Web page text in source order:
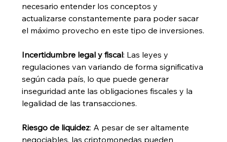
necesario entender los conceptos y
actualizarse constantemente para poder sacar
el máximo provecho en este tipo de inversiones.
Incertidumbre legal y fiscal: Las leyes y
regulaciones van variando de forma significativa
según cada país, lo que puede generar
inseguridad ante las obligaciones fiscales y la
legalidad de las transacciones.
Riesgo de liquidez: A pesar de ser altamente
negociables, las criptomonedas pueden